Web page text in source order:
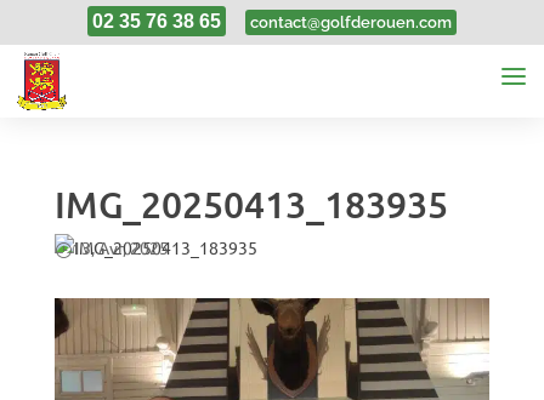
02 35 76 38 65 contact@golfderouen.com
IMG_20250413_183935
13, Avr, 2025